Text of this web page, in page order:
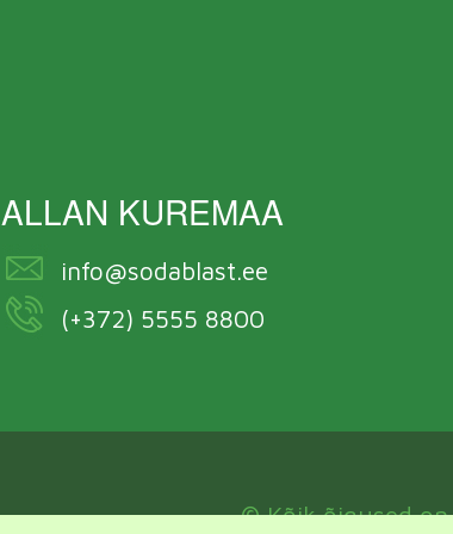
ALLAN KUREMAA
info@sodablast.ee
(+372) 5555 8800
© Kõik õigused